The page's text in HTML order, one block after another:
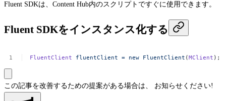
Fluent SDKは、Content Hub内のスクリプトですぐに使用できます。
Fluent SDKをインスタンス化する
FluentClient fluentClient = new FluentClient (MClient );
この記事を改善するための提案がある場合は、 お知らせください!